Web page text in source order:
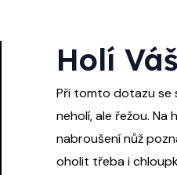
Holí
Při tomto dotazu se
neholí, ale řežou. Na
nabroušení nůž
oholit třeba i